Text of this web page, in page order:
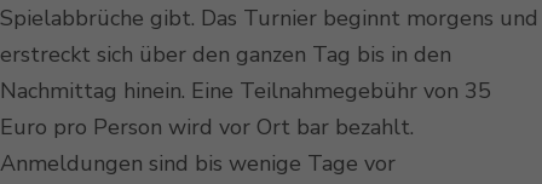
Spielabbrüche gibt. Das Turnier beginnt morgens und
erstreckt sich über den ganzen Tag bis in den
Nachmittag hinein. Eine Teilnahmegebühr von 35
Euro pro Person wird vor Ort bar bezahlt.
Anmeldungen sind bis wenige Tage vor